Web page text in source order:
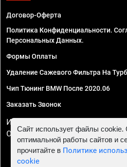
Договор-Оферта
Политика Конфиденциальности.
Персональных Данных.
Формы Оплаты
Удаление Сажевого Фильтра На
Чип Тюнинг BMW После 2020.06
Заказать Звонок
ИП Смирнов Георгий Павлович.
ОГРНИП 324470400032610
Сайт использует файлы
оптимальной работы сайтов и
прочитайте в Политике
cookie